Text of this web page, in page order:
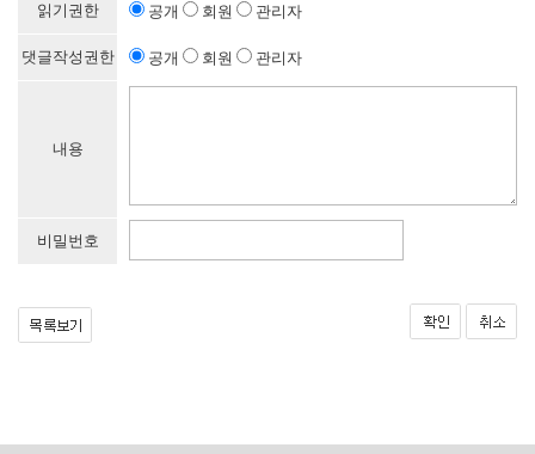
읽기권한 공개 회원 관리자
댓글작성권한 공개 회원 관리자
내용
비밀번호